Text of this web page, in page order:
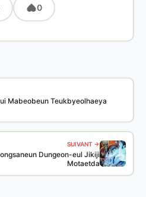
0
Mabeobeun Teukbyeolhaeya
SUIVANT →
Dungeon-eul Jikiji
Motaetda